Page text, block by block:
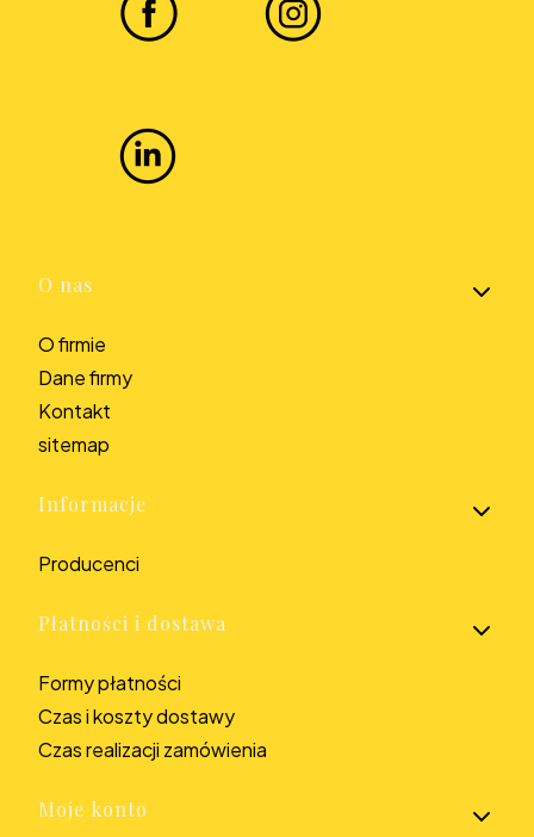
Linki w stopce
O nas
O firmie
Dane firmy
Kontakt
sitemap
Informacje
Producenci
Płatności i dostawa
Formy płatności
Czas i koszty dostawy
Czas realizacji zamówienia
Moje konto